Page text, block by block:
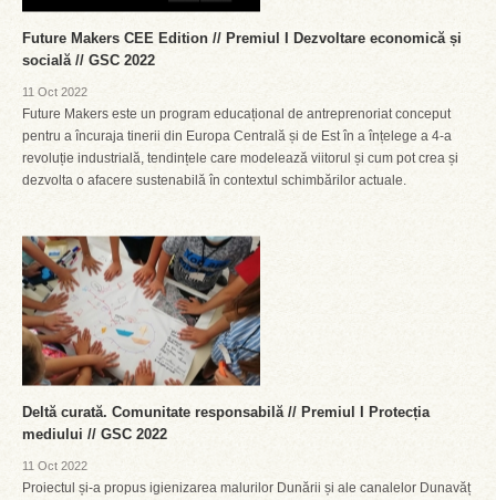
Future Makers CEE Edition // Premiul I Dezvoltare economică și
socială // GSC 2022
11 Oct 2022
Future Makers este un program educațional de antreprenoriat conceput
pentru a încuraja tinerii din Europa Centrală și de Est în a înțelege a 4-a
revoluție industrială, tendințele care modelează viitorul și cum pot crea și
dezvolta o afacere sustenabilă în contextul schimbărilor actuale.
Deltă curată. Comunitate responsabilă // Premiul I Protecția
mediului // GSC 2022
11 Oct 2022
Proiectul și-a propus igienizarea malurilor Dunării și ale canalelor Dunavăț